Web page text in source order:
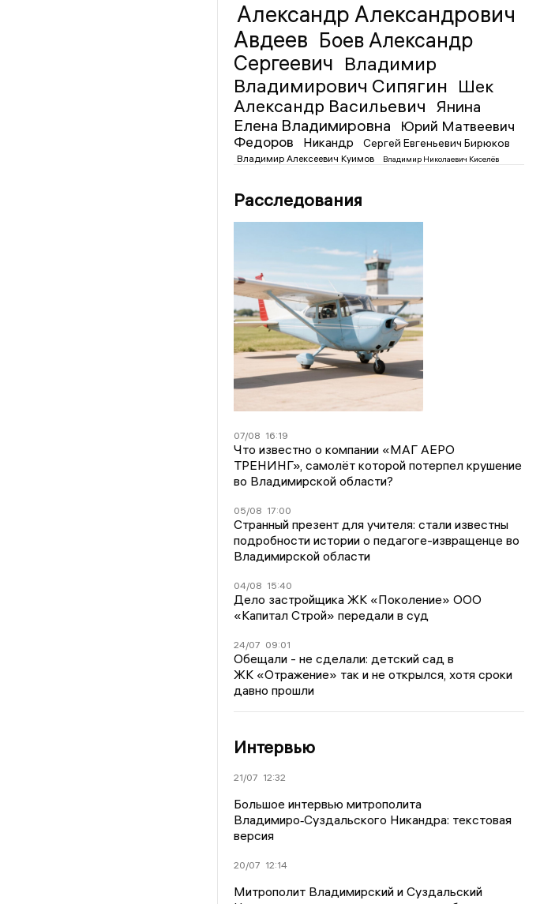
Александр Александрович
Авдеев Боев Александр
Сергеевич Владимир
Владимирович Сипягин Шек
Александр Васильевич
Янина
Елена Владимировна
Юрий Матвеевич
Федоров
Никандр Сергей Евгеньевич Бирюков
Владимир Алексеевич Куимов Владимир Николаевич Киселёв
Расследования
07/08 16:19
Что известно о компании «МАГ АЕРО
ТРЕНИНГ», самолёт которой потерпел крушение
во Владимирской области?
05/08 17:00
Странный презент для учителя: стали известны
подробности истории о педагоге-извращенце во
Владимирской области
04/08 15:40
Дело застройщика ЖК «Поколение» ООО
«Капитал Строй» передали в суд
24/07 09:01
Обещали - не сделали: детский сад в
ЖК «Отражение» так и не открылся, хотя сроки
давно прошли
Интервью
21/07 12:32
Большое интервью митрополита
Владимиро‑Суздальского Никандра: текстовая
версия
20/07 12:14
Митрополит Владимирский и Суздальский